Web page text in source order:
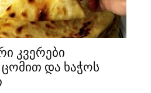
კვერები
და ხაჭოს